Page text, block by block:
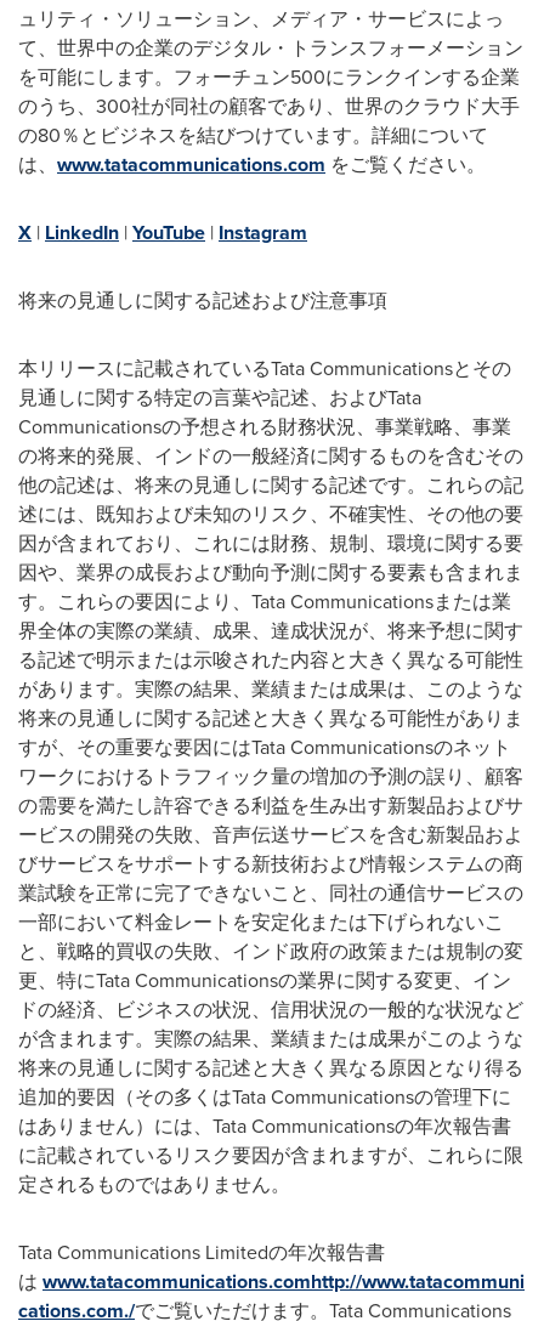
ュリティ・ソリューション、メディア・サービスによっ
て、世界中の企業のデジタル・トランスフォーメーション
を可能にします。フォーチュン500にランクインする企業
のうち、300社が同社の顧客であり、世界のクラウド大手
の80％とビジネスを結びつけています。詳細について
は、 www.tatacommunications.com をご覧ください。
X | LinkedIn |YouTube | Instagram
将来の見通しに関する記述および注意事項
本リリースに記載されているTata Communicationsとその
見通しに関する特定の言葉や記述、およびTata
Communicationsの予想される財務状況、事業戦略、事業
の将来的発展、インドの一般経済に関するものを含むその
他の記述は、将来の見通しに関する記述です。これらの記
述には、既知および未知のリスク、不確実性、その他の要
因が含まれており、これには財務、規制、環境に関する要
因や、業界の成長および動向予測に関する要素も含まれま
す。これらの要因により、Tata Communicationsまたは業
界全体の実際の業績、成果、達成状況が、将来予想に関す
る記述で明示または示唆された内容と大きく異なる可能性
があります。実際の結果、業績または成果は、このような
将来の見通しに関する記述と大きく異なる可能性がありま
すが、その重要な要因にはTata Communicationsのネット
ワークにおけるトラフィック量の増加の予測の誤り、顧客
の需要を満たし許容できる利益を生み出す新製品およびサ
ービスの開発の失敗、音声伝送サービスを含む新製品およ
びサービスをサポートする新技術および情報システムの商
業試験を正常に完了できないこと、同社の通信サービスの
一部において料金レートを安定化または下げられないこ
と、戦略的買収の失敗、インド政府の政策または規制の変
更、特にTata Communicationsの業界に関する変更、イン
ドの経済、ビジネスの状況、信用状況の一般的な状況など
が含まれます。実際の結果、業績または成果がこのような
将来の見通しに関する記述と大きく異なる原因となり得る
追加的要因（その多くはTata Communicationsの管理下に
はありません）には、Tata Communicationsの年次報告書
に記載されているリスク要因が含まれますが、これらに限
定されるものではありません。
Tata Communications Limitedの年次報告書
は www.tatacommunications.comhttp://www.tatacommuni
cations.com./でご覧いただけます。Tata Communications